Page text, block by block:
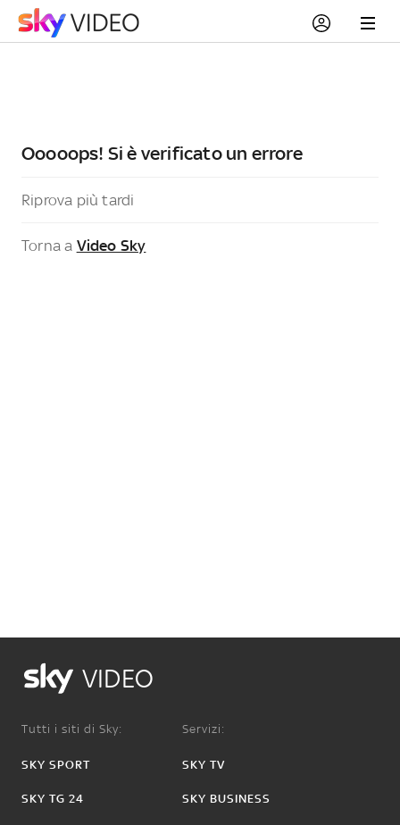
Ooooops! Si è verificato un errore
Riprova più tardi
Torna a Video Sky
VIDEO
Tutti i siti di Sky:
SKY SPORT
SKY TG 24
Servizi:
SKY TV
SKY BUSINESS